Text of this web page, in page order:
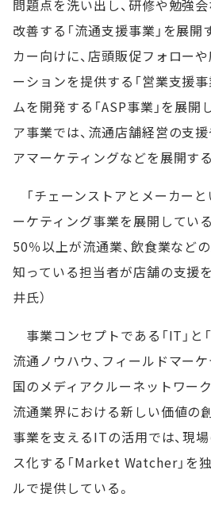
問題点を洗い出し、研修や勉強
改善する「流通支援事業」を展
カー向けに、店頭販促フォロー
ーションを提供する「営業支援事
ムを開発する「ASP事業」を展
ア事業では、流通店舗経営の支
アマーケティングなどを展開する
「チェーンストアとメーカー
ーケティング事業を展開してい
50％以上が流通業、飲食業など
知っている担当者が店舗の支援
井氏）
事業コンセプトである「IT」と
流通ノウハウ、フィールドマー
国のメディアクルーネットワー
流通業界における新しい価値の
事業を支えるITの活用では、現
ス化する「Market Watcher」を
ルで提供している。